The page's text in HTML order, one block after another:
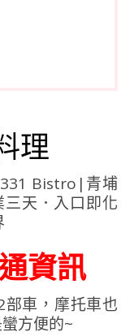
理
資訊
車，摩托車也
方便的~